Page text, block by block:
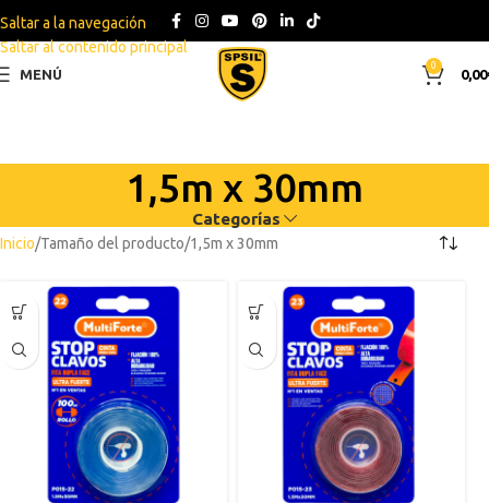
Saltar a la navegación
Saltar al contenido principal
MENÚ
0
0,00
1,5m x 30mm
Categorías
Inicio Tamaño del producto 1,5m x 30mm